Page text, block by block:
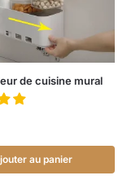
de cuisine mural
au panier